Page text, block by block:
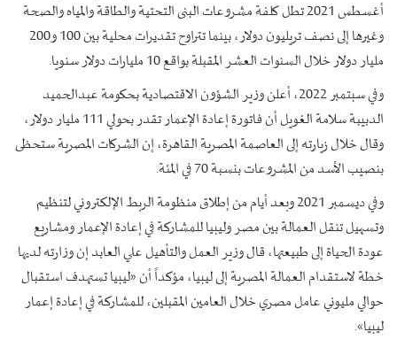
أغسطس 2021 تطل كلفة مشروعات البنى التحتية والطاقة والمياه والصحة
وغيرها إلى نصف تريليون دولار، بينما تتراوح تقديرات محلية بين 100 و200
مليار دولار خلال السنوات العشر المقبلة بواقع 10 مليارات دولار سنويا.
وفي سبتمبر 2022، أعلن وزير الشؤون الاقتصادية بحكومة عبدالحميد
الدبيبة سلامة الغويل أن فاتورة إعادة الإعمار تقدر بحولي 111 مليار دولار،
وقال خلال زيارته إلى العاصمة المصرية القاهرة، إن الشركات المصرية ستحظى
بنصيب الأسد من المشروعات بنسبة 70 في المئة.
وفي ديسمبر 2021 وبعد أيام من إطلاق منظومة الربط الإلكتروني لتنظيم
وتسهيل تنقل العمالة بين مصر وليبيا للمشاركة في إعادة الإعمار ومشاريع
عودة الحياة إلى طبيعتها، قال وزير العمل والتأهيل علي العابد إن وزارته لديها
خطة لاستقدام العمالة المصرية إلى ليبيا، مؤكداً أن «ليبيا تستهدف استقبال
حوالي مليوني عامل مصري خلال العامين المقبلين، للمشاركة في إعادة إعمار
ليبيا».